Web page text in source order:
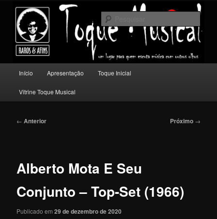
conteúdo
principalToque Musical
Um lugar para quem escuta música com outros olhos.
principal
Início Apresentação Toque Inicial
Vitrine Toque Musical
Navegação
← Anterior Próximo →
Alberto Mota E Seu
Conjunto – Top-Set (1966)
Publicado em29 de dezembro de 2020